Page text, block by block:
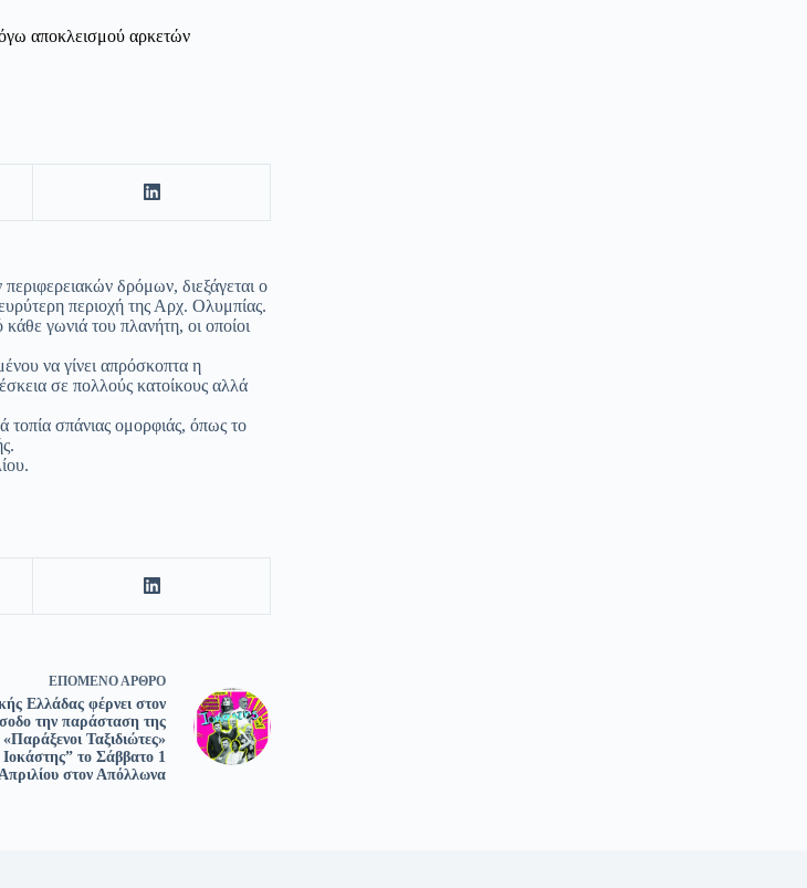
αποκλεισμού αρκετών
δρόμων, διεξάγεται ο
περιοχή της Αρχ. Ολυμπίας.
γωνιά του πλανήτη, οι οποίοι
να γίνει απρόσκοπτα η
σε πολλούς κατοίκους αλλά
τοπία σπάνιας ομορφιάς, όπως το
ΕΠΌΜΕΝΟΆΡΘΡΟ
Ελλάδας φέρνει στον
την παράσταση της
Ταξιδιώτες»
το Σάββατο 1
Απριλίου στον Απόλλωνα